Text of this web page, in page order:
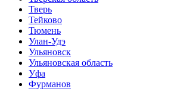
Тверь
Тейково
Тюмень
Улан-Удэ
Ульяновск
Ульяновская область
Уфа
Фурманов